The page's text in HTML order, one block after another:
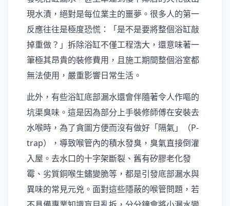
現水漬，絕對是每位業主的噩夢。很多人的第一
反應往往是極度恐慌：「是不是要將整個浴缸敲
掉重做？」拆除浴缸不僅工程浩大，還意味著一
筆極其昂貴的裝修費用，且施工期間整個浴室都
無法使用，嚴重影響日常生活。
此外，有些浴缸底部漏水還會伴隨著令人作嘔的
坑渠臭味。這是因為部分上手裝修師傅在安裝去
水喉時，為了貪圖方便而沒有做好「隔氣」（P-
trap），導致喉管內的積水發臭，臭氣直接倒灌
入屋。去水口的十字架斷裂、舊有矽膠老化發
霉、劣質銅喉生鏽變脆等，都是引發底部漏水與
異味的常見元兇。面對這些隱蔽的喉管問題，若